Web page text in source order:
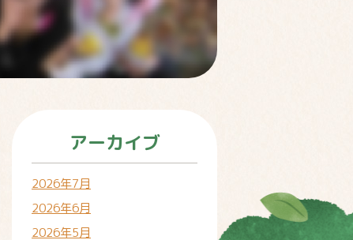
アーカイブ
2026年7月
2026年6月
2026年5月